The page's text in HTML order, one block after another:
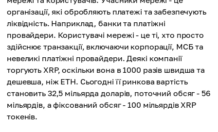
організації, які обробляють платежі та забезпечують
ліквідність. Наприклад, банки та платіжні
провайдери. Користувачі мережі - це ті, хто просто
здійснює транзакції, включаючи корпорації, МСБ та
невеликі платіжні провайдери. Деякі компанії
торгують XRP, оскільки вона в 1000 разів швидша та
дешевша, ніж ETH. Сьогодні її ринкова вартість
становить 32,5 мільярда доларів, поточний обсяг - 56
мільярдів, а фіксований обсяг - 100 мільярдів XRP
токенів.